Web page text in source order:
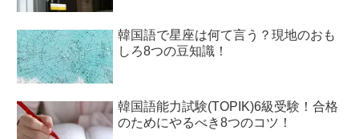
韓国語で星座は何て言う？現地のおも
しろ8つの豆知識！
韓国語能力試験(TOPIK)6級受験！合格
のためにやるべき8つのコツ！